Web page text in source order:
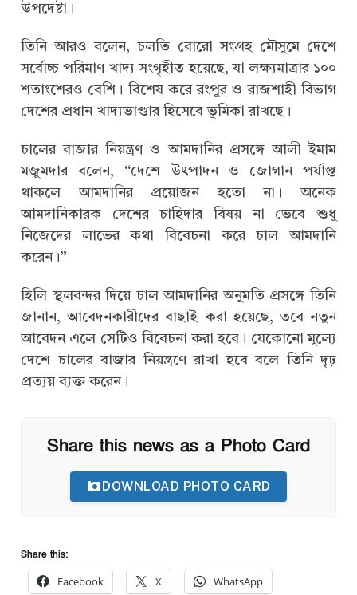
উপদেষ্টা।
তিনি আরও বলেন, চলতি বোরো সংগ্রহ মৌসুমে দেশে
সর্বোচ্চ পরিমাণ খাদ্য সংগৃহীত হয়েছে, যা লক্ষ্যমাত্রার ১০০
শতাংশেরও বেশি। বিশেষ করে রংপুর ও রাজশাহী বিভাগ
দেশের প্রধান খাদ্যভাণ্ডার হিসেবে ভূমিকা রাখছে।
চালের বাজার নিয়ন্ত্রণ ও আমদানির প্রসঙ্গে আলী ইমাম
মজুমদার বলেন, “দেশে উৎপাদন ও জোগান পর্যাপ্ত
থাকলে আমদানির প্রয়োজন হতো না। অনেক
আমদানিকারক দেশের চাহিদার বিষয় না ভেবে শুধু
নিজেদের লাভের কথা বিবেচনা করে চাল আমদানি
করেন।”
হিলি স্থলবন্দর দিয়ে চাল আমদানির অনুমতি প্রসঙ্গে তিনি
জানান, আবেদনকারীদের বাছাই করা হয়েছে, তবে নতুন
আবেদন এলে সেটিও বিবেচনা করা হবে। যেকোনো মূল্যে
দেশে চালের বাজার নিয়ন্ত্রণে রাখা হবে বলে তিনি দৃঢ়
প্রত্যয় ব্যক্ত করেন।
Share this news as a Photo Card
DOWNLOAD PHOTO CARD
Share this:
Facebook X WhatsApp